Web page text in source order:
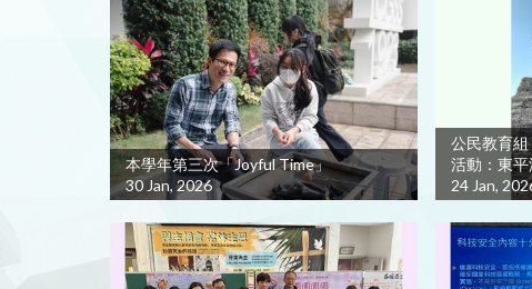
本學年第三次「Joyful Time」
30 Jan, 2026
公民教育
活動：東
24 Jan,